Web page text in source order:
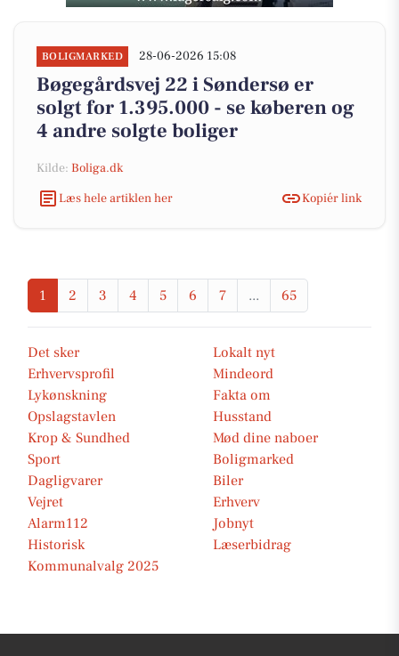
BOLIGMARKED 28-06-2026 15:08
Bøgegårdsvej 22 i Søndersø er
solgt for 1.395.000 - se køberen og
4 andre solgte boliger
Kilde: Boliga.dk
Læs hele artiklen her
Kopiér link
1 2 3 4 5 6 7 ... 65
Det sker
Lokalt nyt
Erhvervsprofil
Mindeord
Lykønskning
Fakta om
Opslagstavlen
Husstand
Krop & Sundhed
Mød dine naboer
Sport
Boligmarked
Dagligvarer
Biler
Vejret
Erhverv
Alarm112
Jobnyt
Historisk
Læserbidrag
Kommunalvalg 2025